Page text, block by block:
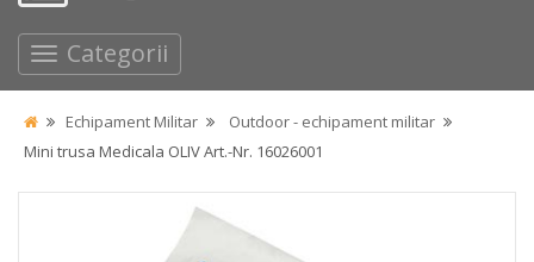
Categorii
Echipament Militar
Outdoor - echipament militar
Mini trusa Medicala OLIV Art.-Nr. 16026001